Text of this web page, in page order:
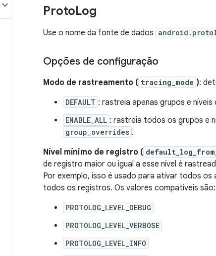
ProtoLog
Use o nome da fonte de dados
Opções de configuração
Modo de rastreamento ( tracing_mode ):
DEFAULT : rastreia apenas grupos e
ENABLE_ALL : rastreia todos os grupos e
group_overrides .
Nível mínimo de registro (
de registro maior ou igual a esse nível é
Por exemplo, isso é usado para ativar todos
todos os registros. Os valores compatíveis são:
PROTOLOG_LEVEL_DEBUG
PROTOLOG_LEVEL_VERBOSE
PROTOLOG_LEVEL_INFO